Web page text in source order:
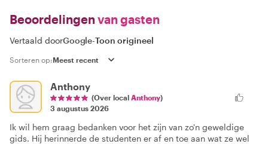
Beoordelingen van gasten
Vertaald doorGoogle-Toon origineel
Sorteren op:
Anthony
(Over local Anthony)
3 augustus 2026
Ik wil hem graag bedanken voor het zijn van zo'n geweldige
gids. Hij herinnerde de studenten er af en toe aan wat ze wel